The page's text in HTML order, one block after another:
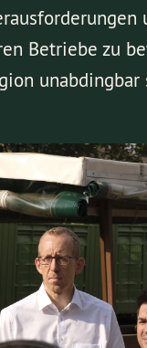
Betriebe zu
unabdingbar